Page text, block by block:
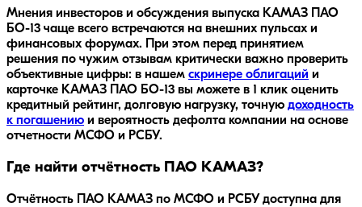
Мнения инвесторов и обсуждения выпуска КАМАЗ ПАО
БО-13 чаще всего встречаются на внешних пульсах и
финансовых форумах. При этом перед принятием
решения по чужим отзывам критически важно проверить
объективные цифры: в нашем скринере облигаций и
карточке КАМАЗ ПАО БО-13 вы можете в 1 клик оценить
кредитный рейтинг, долговую нагрузку, точную доходность
к погашению и вероятность дефолта компании на основе
отчетности МСФО и РСБУ.
Где найти отчётность ПАО КАМАЗ?
Отчётность ПАО КАМАЗ по МСФО и РСБУ доступна для